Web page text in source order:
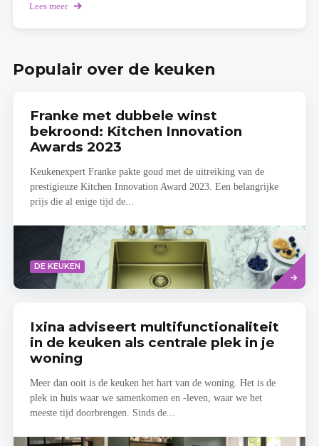
Lees meer over
ontvang
op
maat
de
test!
Populair over de keuken
Franke met dubbele winst
bekroond: Kitchen Innovation
Awards 2023
Keukenexpert Franke pakte goud met de uitreiking van de
prestigieuze Kitchen Innovation Award 2023. Een belangrijke
prijs die al enige tijd de...
DE KEUKEN
Lees
meer
Ixina adviseert multifunctionaliteit
in de keuken als centrale plek in je
woning
Meer dan ooit is de keuken het hart van de woning. Het is de
plek in huis waar we samenkomen en -leven, waar we het
meeste tijd doorbrengen. Sinds de...